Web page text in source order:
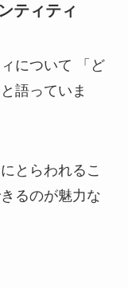
ティティ
について 「ど
語っていま
とらわれるこ
るのが魅力な